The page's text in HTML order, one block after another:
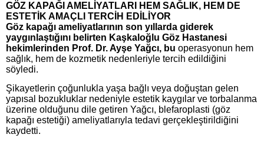
GÖZ KAPAĞI AMELİYATLARI
HEM SAĞLIK, HEM DE
ESTETİK AMAÇLI TERCİH EDİLİYOR
Göz kapağı ameliyatlarının son yıllarda giderek
yaygınlaştığını belirten Kaşkaloğlu Göz Hastanesi
hekimlerinden Prof. Dr. Ayşe Yağcı, bu operasyonun hem
sağlık, hem de kozmetik nedenleriyle tercih edildiğini
söyledi.
Şikayetlerin çoğunlukla yaşa bağlı veya doğuştan gelen
yapısal bozukluklar nedeniyle estetik kaygılar ve torbalanma
üzerine olduğunu dile getiren Yağcı, blefaroplasti (göz
kapağı estetiği) ameliyatlarıyla tedavi gerçekleştirildiğini
kaydetti.